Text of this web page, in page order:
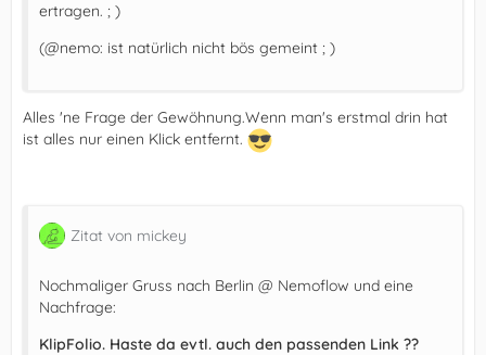
ertragen. ; )
(@nemo: ist natürlich nicht bös gemeint ; )
Alles 'ne Frage der Gewöhnung.Wenn man's erstmal drin hat
ist alles nur einen Klick entfernt.
Zitat von mickey
Nochmaliger Gruss nach Berlin @ Nemoflow und eine
Nachfrage:
KlipFolio. Haste da evtl. auch den passenden Link ??